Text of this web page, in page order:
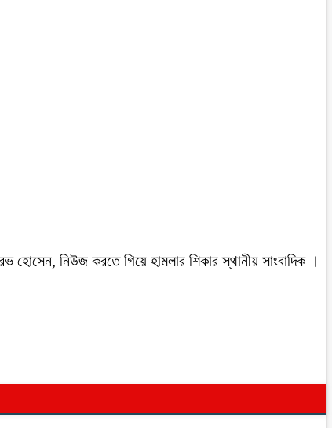
হোসেন, নিউজ করতে গিয়ে হামলার শিকার স্থানীয় সাংবাদিক ।